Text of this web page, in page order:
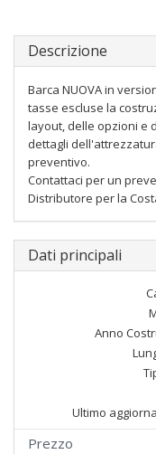
Descrizione
Barca NUOVA in
tasse escluse la
layout, delle opzioni e
dettagli
preventivo.
Contattaci per un
Distributore per la
Dati principali
Anno
Ultimo
Prezzo